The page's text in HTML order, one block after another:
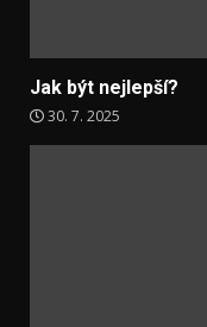
Jak být nejlepší?
30. 7. 2025